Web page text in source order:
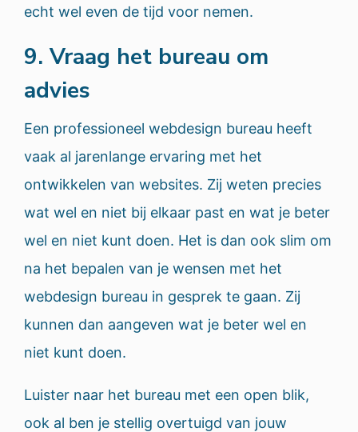
echt wel even de tijd voor nemen.
9. Vraag het bureau om
advies
Een professioneel webdesign bureau heeft
vaak al jarenlange ervaring met het
ontwikkelen van websites. Zij weten precies
wat wel en niet bij elkaar past en wat je beter
wel en niet kunt doen. Het is dan ook slim om
na het bepalen van je wensen met het
webdesign bureau in gesprek te gaan. Zij
kunnen dan aangeven wat je beter wel en
niet kunt doen.
Luister naar het bureau met een open blik,
ook al ben je stellig overtuigd van jouw